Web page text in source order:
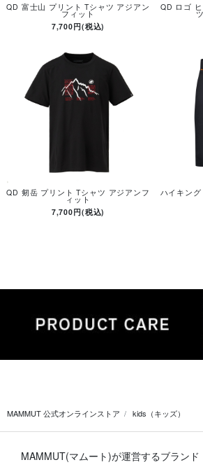
QD 富士山 プリント Tシャツ アジアン
フィット
7,700円(税込)
QD ロゴ
QD 剱岳 プリント Tシャツ アジアンフ
ィット
7,700円(税込)
ハイキン
MAMMUT 公式オンラインストア kids（キッズ）
MAMMUT(マムート)が運営するブランド